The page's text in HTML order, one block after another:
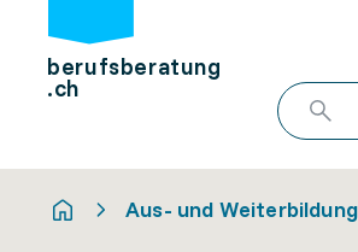
berufsberatung
.ch
Aus- und